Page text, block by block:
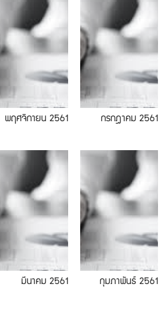
พฤศจิกายน 2561 กรกฎาคม 2561
มีนาคม 2561
02.2018
กุมภาพันธ์ 2561